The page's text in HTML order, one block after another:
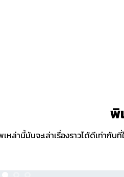
พิ
หล่านี้มันจะเล่าเรื่องราวได้ดีเท่ากั